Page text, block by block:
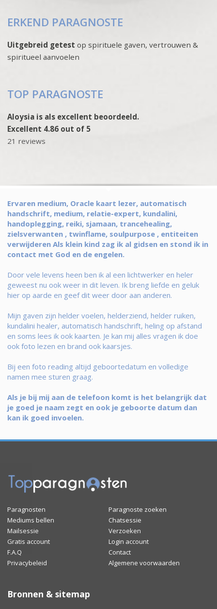
ERKEND PARAGNOSTE
Uitgebreid getest op spirituele gaven, vertrouwen &
spiritueel aanvoelen
TOP PARAGNOSTE
Aloysia is als excellent beoordeeld.
Excellent 4.86 out of 5
21 reviews
Ervaren medium, Oracle kaart lezer, automatisch
handschrift, medium, relatie-expert, kundalini,
handoplegging, reiki, sjamaan, trancehealing,
zielsverwanten , twinflame, soulpurpose , entiteiten
verwijderen Als klein kind zag ik al gidsen en stond ik in
contact met God en de engelen.
Door vele levens heen ben ik al een lichtwerker en heler
geweest nu ook weer in dit leven. Ik breng liefde en geluk
hier op aarde en geef dit weer door aan anderen.
Mijn gaven zijn helder voelen, helderziend, helder ruiken,
kundalini healer, automatisch handschrift, heling op afstand
en soms lees ik ook kaarten. Je kan mij alles vragen ik doe
ook foto lezen en brand ook kaarsjes.
Bij een foto reading altijd geboortedatum en volledige
namen mee sturen graag.
Als je bij mij aan de telefoon komt is het belangrijk dat
je goed je naam zegt en ook je geboorte datum dan
kan ik goed invoelen.
Paragnosten
Paragnoste zoeken
Mediums bellen
Chatsessie
Mailsessie
Verzoeken
Gratis account
Login account
F.A.Q
Contact
Privacybeleid
Algemene voorwaarden
Bronnen & sitemap